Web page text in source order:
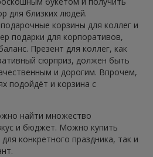
для близких людей.
корзины для коллег и
подарки для корпоративов,
Презент для коллег, как
сюрприз, должен быть
и дорогим. Впрочем,
подойдёт и корзина с
найти множество
и бюджет. Можно купить
конкретного праздника, так и